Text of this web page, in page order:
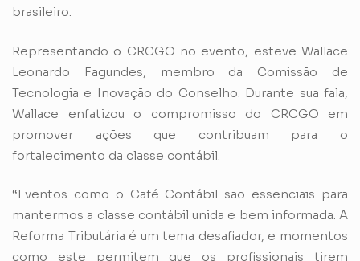
brasileiro.
Representando o CRCGO no evento, esteve Wallace
Leonardo Fagundes, membro da Comissão de
Tecnologia e Inovação do Conselho. Durante sua fala,
Wallace enfatizou o compromisso do CRCGO em
promover ações que contribuam para o
fortalecimento da classe contábil.
“Eventos como o Café Contábil são essenciais para
mantermos a classe contábil unida e bem informada. A
Reforma Tributária é um tema desafiador, e momentos
como este permitem que os profissionais tirem